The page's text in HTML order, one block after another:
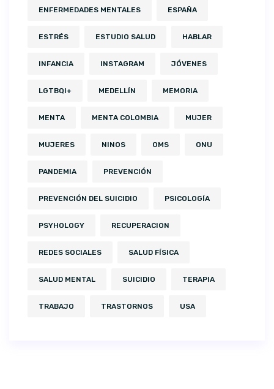
ENFERMEDADES MENTALES ESPAÑA
ESTRÉS ESTUDIO SALUD HABLAR
INFANCIA INSTAGRAM JÓVENES
LGTBQI+ MEDELLÍN MEMORIA
MENTA MENTA COLOMBIA MUJER
MUJERES NINOS OMS ONU
PANDEMIA PREVENCIÓN
PREVENCIÓN DEL SUICIDIO PSICOLOGÍA
PSYHOLOGY RECUPERACION
REDES SOCIALES SALUD FÍSICA
SALUD MENTAL SUICIDIO TERAPIA
TRABAJO TRASTORNOS USA